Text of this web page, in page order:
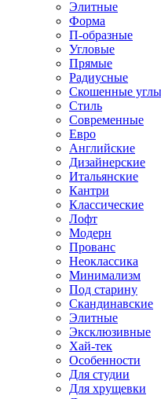
Элитные
Форма
П-образные
Угловые
Прямые
Радиусные
Скошенные углы
Стиль
Современные
Евро
Английские
Дизайнерские
Итальянские
Кантри
Классические
Лофт
Модерн
Прованс
Неоклассика
Минимализм
Под старину
Скандинавские
Элитные
Эксклюзивные
Хай-тек
Особенности
Для студии
Для хрущевки